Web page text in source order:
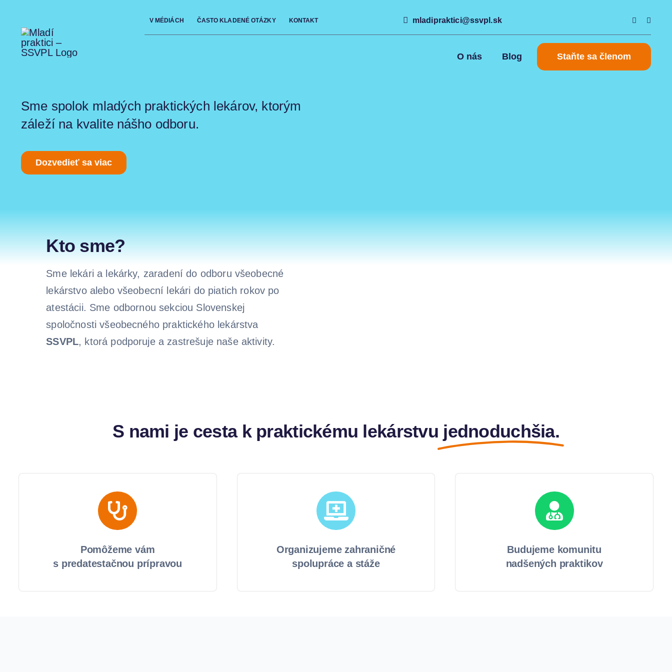
content
V MÉDIÁCH ČASTO KLADENÉ OTÁZKY KONTAKT mladipraktici@ssvpl.sk
O nás Blog Staňte sa členom
Sme spolok mladých praktických lekárov, ktorým
záleží na kvalite nášho odboru.
Dozvedieť sa viac
Kto sme?
Sme lekári a lekárky, zaradení do odboru všeobecné
lekárstvo alebo všeobecní lekári do piatich rokov po
atestácii. Sme odbornou sekciou Slovenskej
spoločnosti všeobecného praktického lekárstva
SSVPL, ktorá podporuje a zastrešuje naše aktivity.
S nami je cesta k praktickému lekárstvu jednoduchšia.
Pomôžeme vám
s predatestačnou prípravou
Organizujeme zahraničné
spolupráce a stáže
Budujeme komunitu
nadšených praktikov